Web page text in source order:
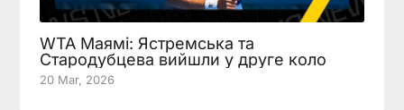
WTA Маямі: Ястремська та
Стародубцева вийшли у друге коло
20 Mar, 2026